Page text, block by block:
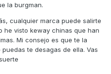
la burgman.
cualquier marca puede salirte
he visto keway chinas que han
Mi consejo es que te la
te desagas de ella. Vas